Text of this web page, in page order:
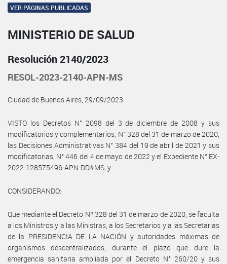
VER PÁGINAS PUBLICADAS
MINISTERIO DE SALUD
Resolución 2140/2023
RESOL-2023-2140-APN-MS
Ciudad de Buenos Aires, 29/09/2023
VISTO los Decretos N° 2098 del 3 de diciembre de 2008 y sus
modificatorios y complementarios, N° 328 del 31 de marzo de 2020,
las Decisiones Administrativas N° 384 del 19 de abril de 2021 y sus
modificatorias, N° 446 del 4 de mayo de 2022 y el Expediente N° EX-
2022-128575496-APN-DD#MS, y
CONSIDERANDO:
Que mediante el Decreto Nº 328 del 31 de marzo de 2020, se faculta
a los Ministros y a las Ministras, a los Secretarios y a las Secretarias
de la PRESIDENCIA DE LA NACIÓN y autoridades máximas de
organismos descentralizados, durante el plazo que dure la
emergencia sanitaria ampliada por el Decreto N° 260/20 y sus